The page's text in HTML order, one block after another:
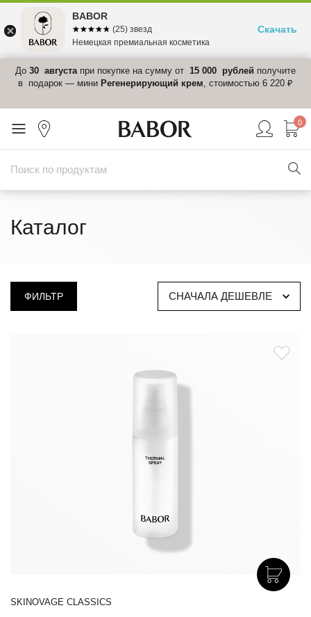
До 30 августапри покупке на сумму от 15 000 рублей получите
в подарок — мини Регенерирующий крем, стоимостью 6 220 ₽
0
Каталог
ФИЛЬТР СНАЧАЛА ДЕШЕВЛЕ
SKINOVAGE CLASSICS
BABOR
☆☆☆☆☆
★★★★★ (25) звезд
Немецкая премиальная косметика
Скачать